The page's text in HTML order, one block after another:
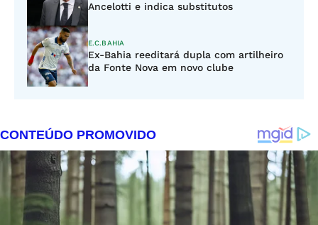
Ancelotti e indica substitutos
E.C.BAHIA
Ex-Bahia reeditará dupla com artilheiro
da Fonte Nova em novo clube